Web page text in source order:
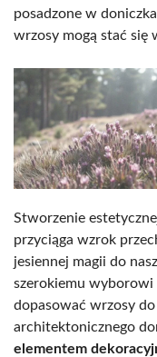
posadzone w
wrzosy mogą stać się
Stworzenie
przyciąga wzrok
jesiennej magii do
szerokiemu wyborowi
dopasować wrzosy
architektonicznego
elementem